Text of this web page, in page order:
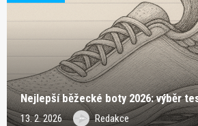
Nejlepší běžecké boty 2026: výběr
13. 2. 2026 Redakce